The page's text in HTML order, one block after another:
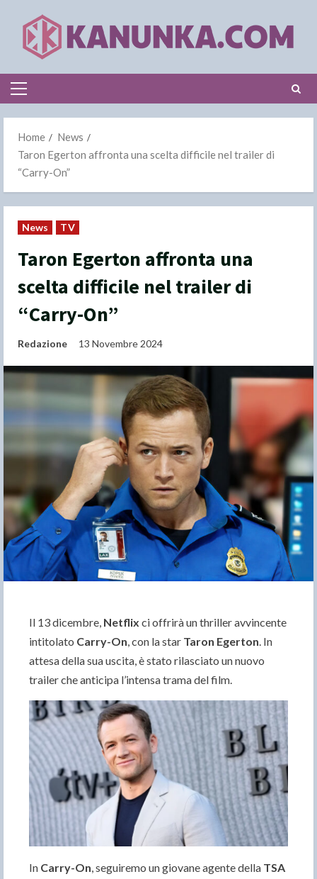
content
Primary
Home
News
Taron Egerton affronta una scelta difficile nel trailer di
“Carry-On”
News TV
Taron Egerton affronta una
scelta difficile nel trailer di
“Carry-On”
Redazione 13 Novembre 2024
Il 13 dicembre, Netflix ci offrirà un thriller avvincente
intitolato Carry-On, con la star Taron Egerton. In
attesa della sua uscita, è stato rilasciato un nuovo
trailer che anticipa l’intensa trama del film.
In Carry-On, seguiremo un giovane agente della TSA